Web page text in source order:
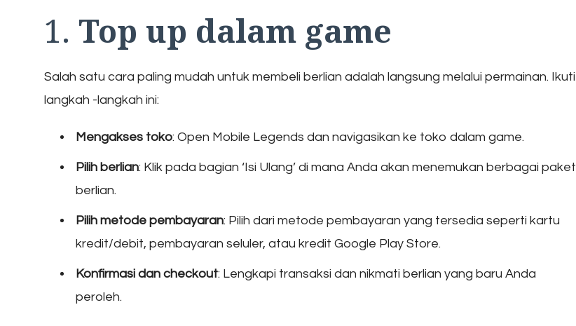
1. Top up dalam game
Salah satu cara paling mudah untuk membeli berlian adalah langsung melalui permainan. Ikuti
langkah -langkah ini:
Mengakses toko: Open Mobile Legends dan navigasikan ke toko dalam game.
Pilih berlian: Klik pada bagian ‘Isi Ulang’ di mana Anda akan menemukan berbagai paket
berlian.
Pilih metode pembayaran: Pilih dari metode pembayaran yang tersedia seperti kartu
kredit/debit, pembayaran seluler, atau kredit Google Play Store.
Konfirmasi dan checkout: Lengkapi transaksi dan nikmati berlian yang baru Anda
peroleh.